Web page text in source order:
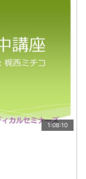
1:08:10